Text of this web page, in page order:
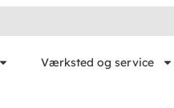
Værksted og service